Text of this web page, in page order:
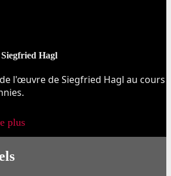
Hagl
l'œuvre de Siegfried Hagl au cours
plus